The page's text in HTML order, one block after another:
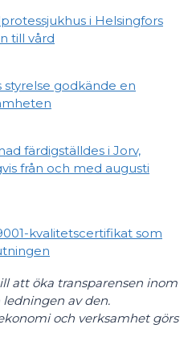
i Helsingfors
till vård
godkände en
färdigställdes i Jorv,
från och med augusti
kvalitetscertifikat som
att öka transparensen inom
av den.
och verksamhet görs